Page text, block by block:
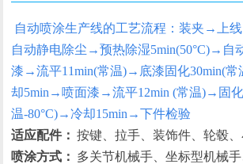
自动喷涂生产线的工艺流程：装夹→上
自动静电除尘→预热除湿5min(50°C)→自
漆→流平11min(常温)→底漆固化30min(常
却5min→喷面漆→流平12min (常温)→固化
温-80°C)→冷却15min→下件检验
适应配件： 按键、拉手、装饰件、轮毂、
喷涂方式： 多关节机械手、坐标型机械